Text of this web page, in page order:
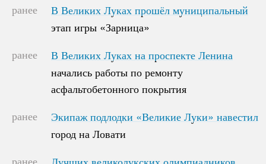
ранее
В Великих Луках прошёл муниципальный
этап игры «Зарница»
В Великих Луках прошёл муниципальный
этап игры «Зарница»
ранее
В Великих Луках на проспекте Ленина
начались работы по ремонту
асфальтобетонного покрытия
В Великих Луках на проспекте Ленина
начались работы по ремонту
асфальтобетонного покрытия
ранее
Экипаж подлодки «Великие Луки» навестил
город на Ловати
Экипаж подлодки «Великие Луки» навестил
город на Ловати
ранее